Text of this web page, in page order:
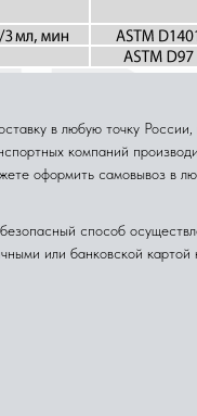
в любую точку России,
компаний
оформить самовывоз в
способ
или банковской картой